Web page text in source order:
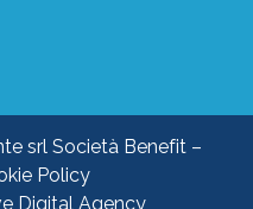
srl Società Benefit –
Policy
Digital Agency